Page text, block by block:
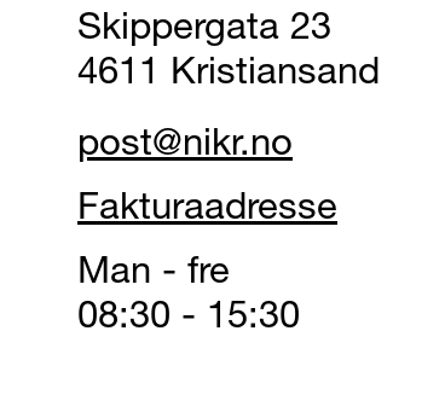
Skippergata 23
4611 Kristiansand
post@nikr.no
Fakturaadresse
Man - fre
08:30 - 15:30